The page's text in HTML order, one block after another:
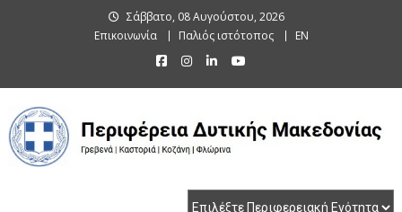
Σάββατο, 08 Αυγούστου, 2026
Επικοινωνία
Παλιός ιστότοπος EN